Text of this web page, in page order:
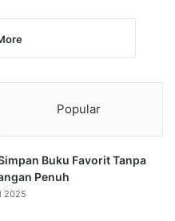
Popular
Buku Favorit Tanpa
Penuh
2025